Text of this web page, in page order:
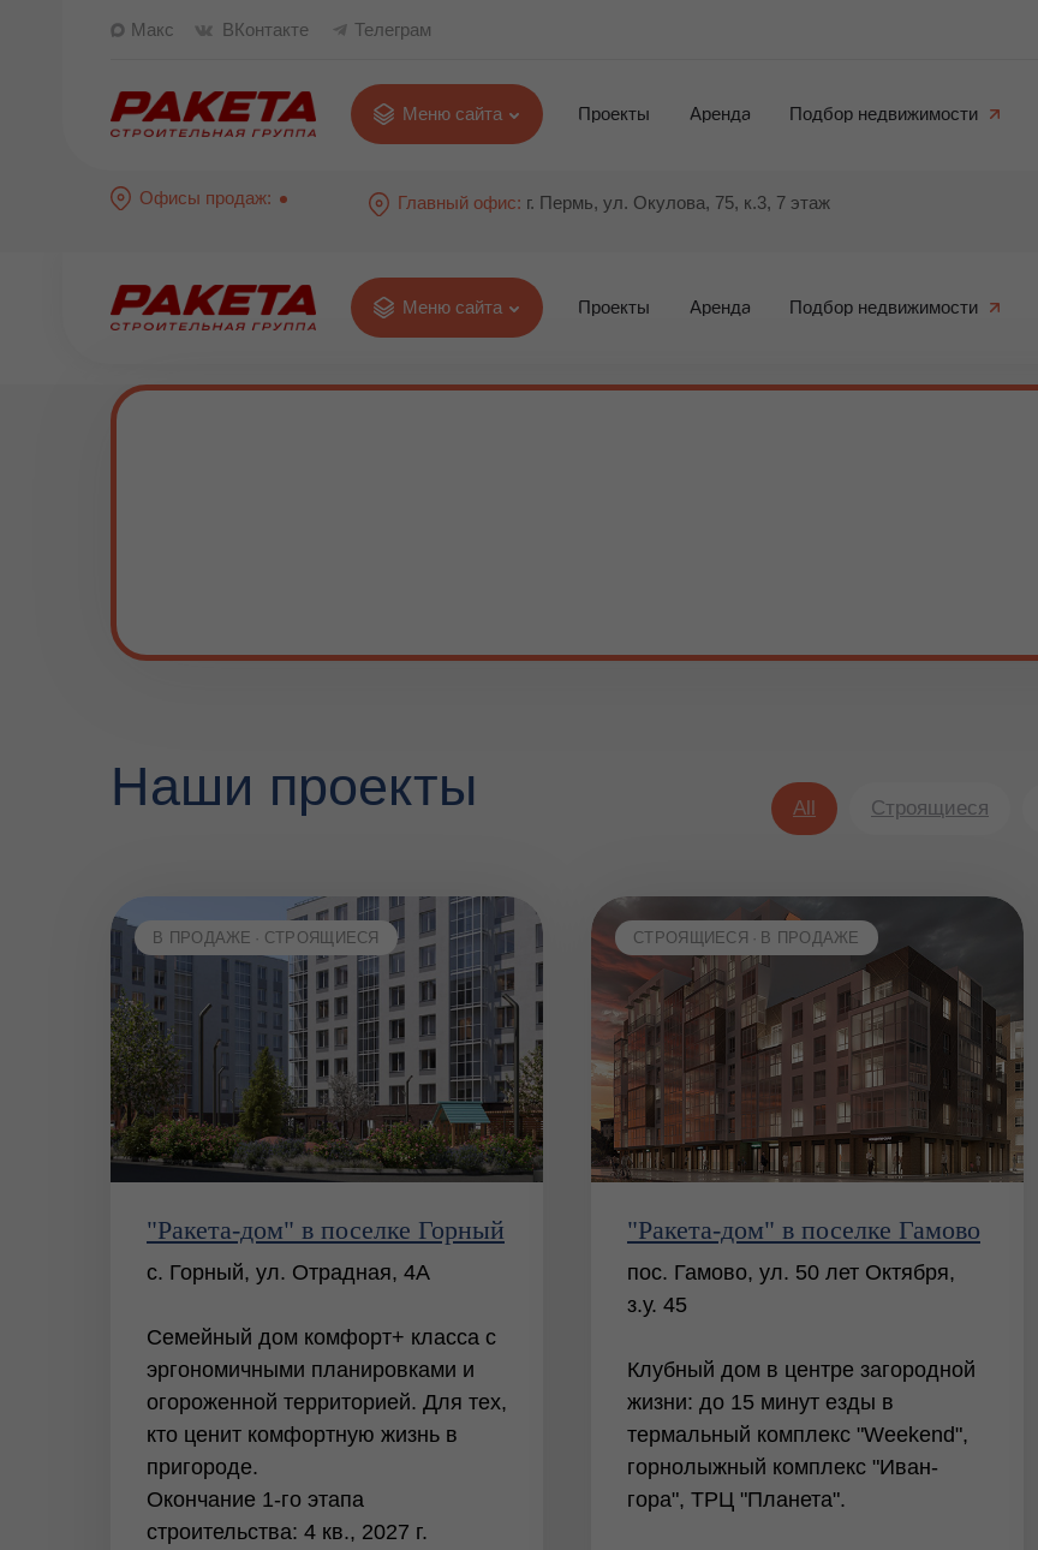
Аренда
Проекты
Телеграм
ВКонтакте
Макс
Меню сайта Подбор недвижимости
Главный офис: г. Пермь, ул. Окулова, 75, к.3, 7 этаж
Офисы продаж:
Меню сайта Аренда
Проекты Подбор недвижимости
Наши проекты All Строящиеся
В ПРОДАЖЕ СТРОЯЩИЕСЯ
"Ракета-дом" в поселке Горный
с. Горный, ул. Отрадная, 4А
Семейный дом комфорт+ класса с
эргономичными планировками и
огороженной территорией. Для тех,
кто ценит комфортную жизнь в
пригороде.
Окончание 1-го этапа
строительства: 4 кв., 2027 г.
СТРОЯЩИЕСЯ В ПРОДАЖЕ
"Ракета-дом" в поселке Гамово
пос. Гамово, ул. 50 лет Октября,
з.у. 45
Клубный дом в центре загородной
жизни: до 15 минут езды в
термальный комплекс "Weekend",
горнолыжный комплекс "Иван-
гора", ТРЦ "Планета".